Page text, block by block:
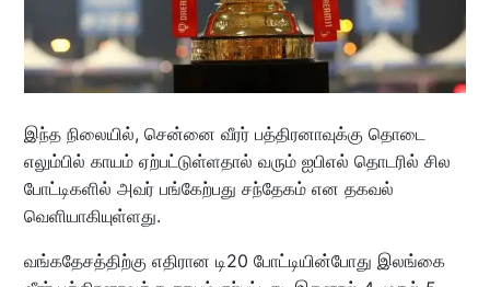
இந்த நிலையில், சென்னை வீரர் பத்திரனாவுக்கு தொடை
எலும்பில் காயம் ஏற்பட்டுள்ளதால் வரும் ஐபிஎல் தொடரில் சில
போட்டிகளில் அவர் பங்கேற்பது சந்தேகம் என தகவல்
வெளியாகியுள்ளது.
வங்கதேசத்திற்கு எதிரான டி20 போட்டியின்போது இலங்கை